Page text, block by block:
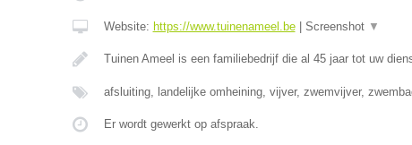
Website: https://www.tuinenameel.be| Screenshot ▼
Tuinen Ameel is een familiebedrijf die al 45 jaar tot uw
afsluiting, landelijke omheining, vijver, zwemvijver,
Er wordt gewerkt op afspraak.